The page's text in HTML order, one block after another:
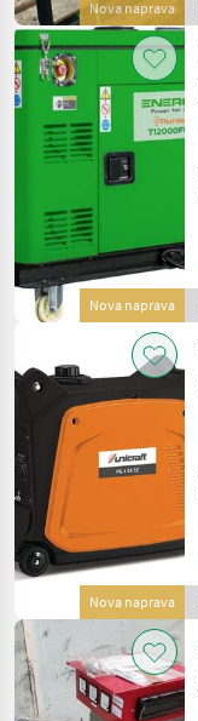
Nova naprava
Nova naprava
Nova naprava